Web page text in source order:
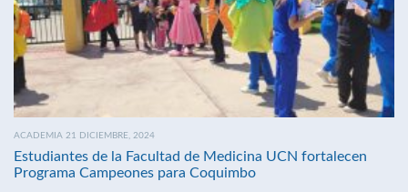
ACADEMIA 21 DICIEMBRE, 2024
Estudiantes de la Facultad de Medicina UCN fortalecen
Programa Campeones para Coquimbo